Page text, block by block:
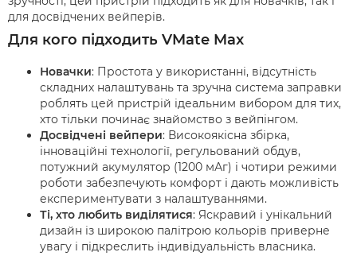
для досвідчених вейперів.
Для кого підходить VMate Max
Новачки: Простота у використанні, відсутність
складних налаштувань та зручна система заправки
роблять цей пристрій ідеальним вибором для тих,
хто тільки починає знайомство з вейпінгом.
Досвідчені вейпери: Високоякісна збірка,
інноваційні технології, регульований обдув,
потужний акумулятор (1200 мАг) і чотири режими
роботи забезпечують комфорт і дають можливість
експериментувати з налаштуваннями.
Ті, хто любить виділятися: Яскравий і унікальний
дизайн із широкою палітрою кольорів приверне
увагу і підкреслить індивідуальність власника.